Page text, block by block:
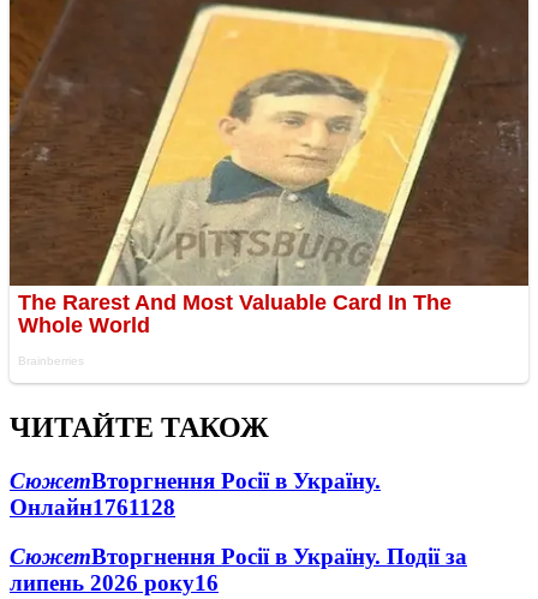
ЧИТАЙТЕ ТАКОЖ
СюжетВторгнення Росії в Україну.
Онлайн1761128
СюжетВторгнення Росії в Україну. Події за
липень 2026 року16